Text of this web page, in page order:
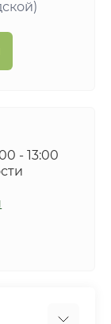
- 13:00